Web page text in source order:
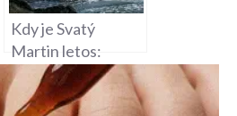
Kdy je Svatý
Martin letos:
Datum tohoto
významného